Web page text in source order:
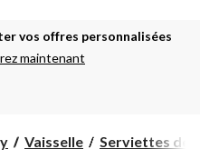
vos offres personnalisées
maintenant
Vaisselle Serviettes de